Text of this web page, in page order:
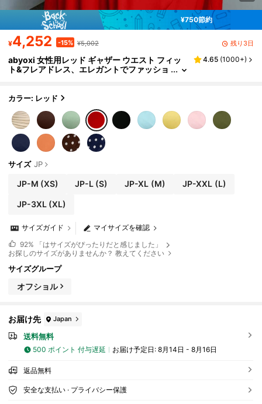
¥750節約
¥4,252 -15% ¥5,002 残り3日
abyoxi 女性用レッド ギャザー ウエスト フィッ
ト&フレアドレス、エレガントでファッショ
日、母の日、卒業式に適しています。伸縮性の
4.65 (1000+)
カラー: レッド
サイズ JP
JP-M (XS) JP-L (S) JP-XL (M) JP-XXL (L)
JP-3XL(XL)
マイサイズを確認
サイズガイド
92% 「はサイズがぴったりだと感じました」
お探しのサイズがありませんか？ 教えてください
サイズグループ
オフショル
お届け先 Japan
送料無料
500 ポイント 付与遅延 お届け予定日: 8月14日 - 8月16日
返品無料
安全な支払い · プライバシー保護